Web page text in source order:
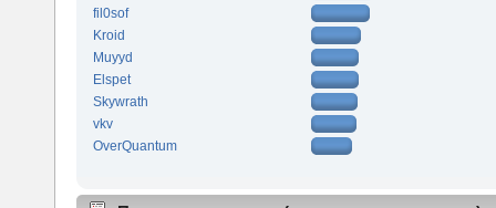
fil0sof
Kroid
Muyyd
Elspet
Skywrath
vkv
OverQuantum